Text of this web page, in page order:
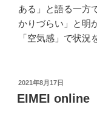
ある」と語る一方
かりづらい」と明
「空気感」で状況
投
稿
日:
2021年8月17日
EIMEI online